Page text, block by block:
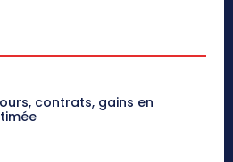
contrats, gains en